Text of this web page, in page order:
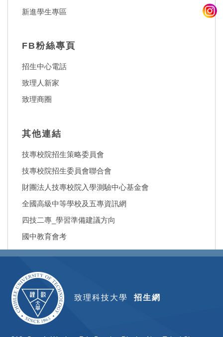
新進學生專區
FB粉絲專頁
招生中心電話
致理人新家
致理商圈
其他連結
技專校院招生策略委員會
技專校院招生委員會聯合會
財團法人技專校院入學測驗中心基金會
全國高級中等學校及五專資訊網
四技二專_學習準備建議方向
國中教育會考
致理科技大學招生網